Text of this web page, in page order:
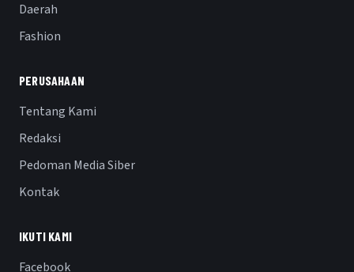
Daerah
Fashion
PERUSAHAAN
Tentang Kami
Redaksi
Pedoman Media Siber
Kontak
IKUTI KAMI
Facebook